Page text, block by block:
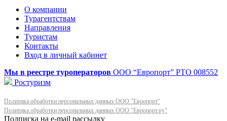
О компании
Турагентствам
Направления
Туристам
Контакты
Вход в личный кабинет
Мы в реестре туроператоров ООО “Европорт” РТО 008552
Ростуризм
Политика обработки персональных данных ООО "Европорт"
Политика обработки персональных данных ООО "Европорт.ру"